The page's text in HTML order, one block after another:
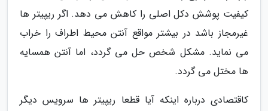
کیفیت پوشش دکل اصلی را کاهش می دهد. اگر ریپیتر ها
غیرمجاز باشد در بیشتر مواقع آنتن محیط اطراف را خراب
می نماید. مشکل شخص حل می گردد، اما آنتن همسایه
ها مختل می گردد.
کاقتصادی درباره اینکه آیا قطعا ریپیتر ها سرویس دیگر